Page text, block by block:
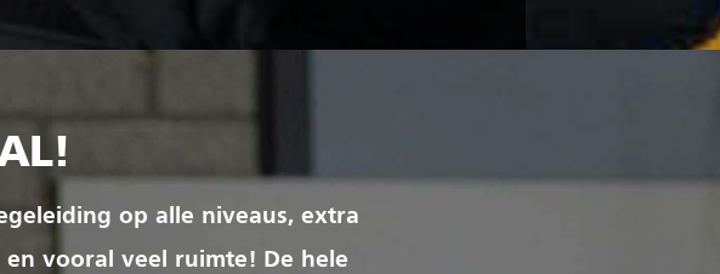
op alle niveaus, extra
vooral veel ruimte! De hele